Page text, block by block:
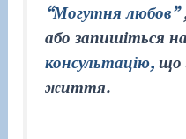
“Могутня любов”
або запишіться
консультацію, що
життя.